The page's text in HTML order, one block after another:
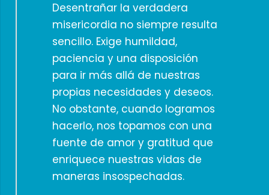
Desentrañar la verdadera
misericordia no siempre resulta
sencillo. Exige humildad,
paciencia y una disposición
para ir más allá de nuestras
propias necesidades y deseos.
No obstante, cuando logramos
hacerlo, nos topamos con una
fuente de amor y gratitud que
enriquece nuestras vidas de
maneras insospechadas.